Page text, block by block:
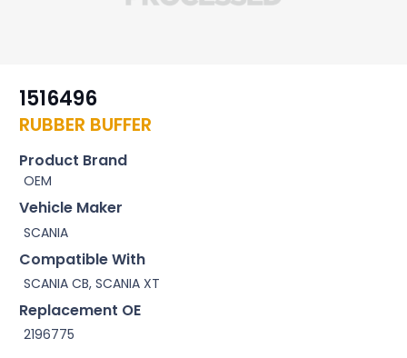
1516496
RUBBER BUFFER
Product Brand
OEM
Vehicle Maker
SCANIA
Compatible With
SCANIA CB, SCANIA XT
Replacement OE
2196775